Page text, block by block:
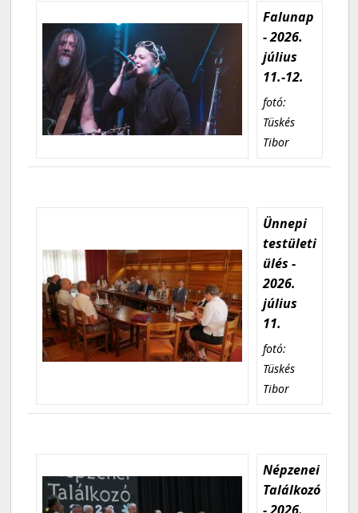
Falunap
- 2026.
július
11.-12.
fotó:
Tüskés
Tibor
Ünnepi
testületi
ülés -
2026.
július
11.
fotó:
Tüskés
Tibor
Népzenei
Találkozó